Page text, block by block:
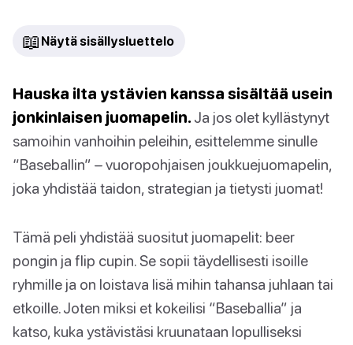
📖 Näytä sisällysluettelo
Hauska ilta ystävien kanssa sisältää usein
jonkinlaisen juomapelin. Ja jos olet kyllästynyt
samoihin vanhoihin peleihin, esittelemme sinulle
“Baseballin” – vuoropohjaisen joukkuejuomapelin,
joka yhdistää taidon, strategian ja tietysti juomat!
Tämä peli yhdistää suositut juomapelit: beer
pongin ja flip cupin. Se sopii täydellisesti isoille
ryhmille ja on loistava lisä mihin tahansa juhlaan tai
etkoille. Joten miksi et kokeilisi “Baseballia” ja
katso, kuka ystävistäsi kruunataan lopulliseksi